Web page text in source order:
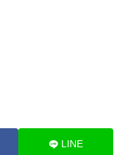
LINE